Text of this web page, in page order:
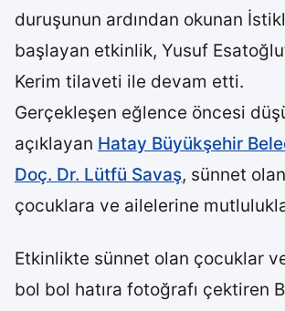
duruşunun ardından okunan
başlayan etkinlik, Yusuf
Kerim tilaveti ile devam etti.
Gerçekleşen eğlence öncesi
açıklayan Hatay Büyükşehir
Doç. Dr. Lütfü Savaş, sünnet
çocuklara ve ailelerine
Etkinlikte sünnet olan çocuklar
bol bol hatıra fotoğrafı çektiren